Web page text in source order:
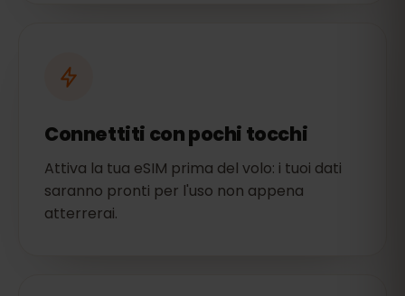
Connettiti con pochi tocchi
Attiva la tua eSIM prima del volo: i tuoi dati
saranno pronti per l'uso non appena
atterrerai.